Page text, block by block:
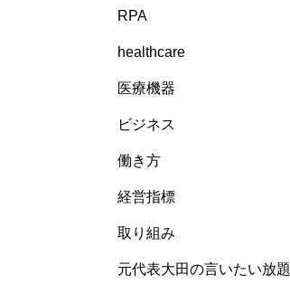
RPA
healthcare
医療機器
ビジネス
働き方
経営指標
取り組み
元代表大田の言いたい放題